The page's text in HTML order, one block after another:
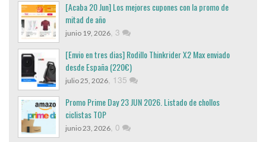
[Acaba 20 Jun] Los mejores cupones con la promo de
mitad de año
junio 19, 2026, 3
[Envio en tres dias] Rodillo Thinkrider X2 Max enviado
desde España (220€)
julio 25, 2026, 135
Promo Prime Day 23 JUN 2026. Listado de chollos
ciclistas TOP
junio 23, 2026, 0